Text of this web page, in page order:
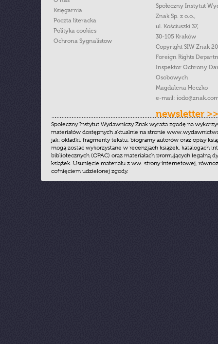
Księgarnia
Poczta literacka
Polityka cookies
Ochrona Sygnalistow
Społeczny Instytut
Znak Sp. z o.o.,
ul. Kościuszki 37,
30-105 Kraków
Copyright SIW Znak
Foreign Rights
Inspektor Ochrony
Osobowych
Magdalena Heczko
e-mail:
newsletter >>
Społeczny Instytut Wydawniczy Znak wyraża zgodę na
materiałów dostępnych aktualnie na stronie
jak: okładki, fragmenty tekstu, biogramy autorów oraz opisy
mogą zostać wykorzystane w recenzjach książek, katalogach
bibliotecznych (OPAC) oraz materiałach promujących legalną
książek. Usunięcie materiału z ww. strony internetowej,
cofnięciem udzielonej zgody.